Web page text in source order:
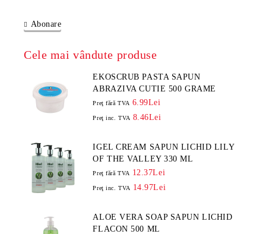
Abonare
Cele mai vândute produse
EKOSCRUB PASTA SAPUN
ABRAZIVA CUTIE 500 GRAME
Preţ fără TVA 6.99Lei
Preţ inc. TVA 8.46Lei
IGEL CREAM SAPUN LICHID LILY
OF THE VALLEY 330 ML
Preţ fără TVA 12.37Lei
Preţ inc. TVA 14.97Lei
ALOE VERA SOAP SAPUN LICHID
FLACON 500 ML